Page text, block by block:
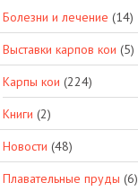
Болезни и лечение (14)
Выставки карпов кои (5)
Карпы кои (224)
Книги (2)
Новости (48)
Плавательные пруды (6)